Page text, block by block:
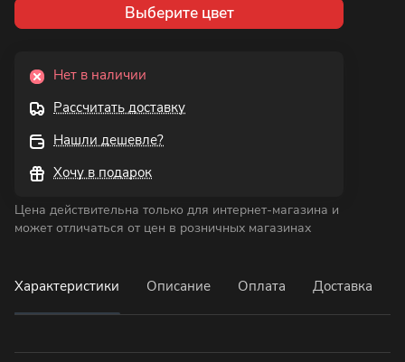
Выберите цвет
Нет в наличии
Рассчитать доставку
Нашли дешевле?
Хочу в подарок
Цена действительна только для интернет-магазина и
может отличаться от цен в розничных магазинах
Характеристики Описание Оплата Доставка